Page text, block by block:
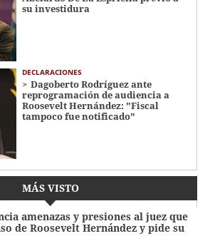
su investidura
DECLARACIONES
Dagoberto Rodríguez ante
reprogramación de audiencia a
Roosevelt Hernández: "Fiscal
tampoco fue notificado"
MÁS VISTO
amenazas y presiones al juez que
de Roosevelt Hernández y pide su